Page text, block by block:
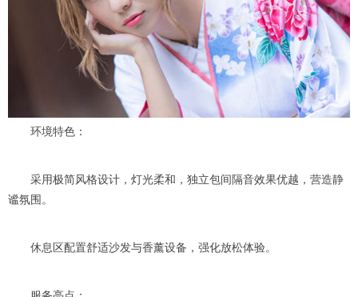
环境特色：
采用极简风格设计，灯光柔和，独立包间隔音效果优越，营造静
谧氛围。
休息区配置舒适沙发与香薰设备，强化放松体验。